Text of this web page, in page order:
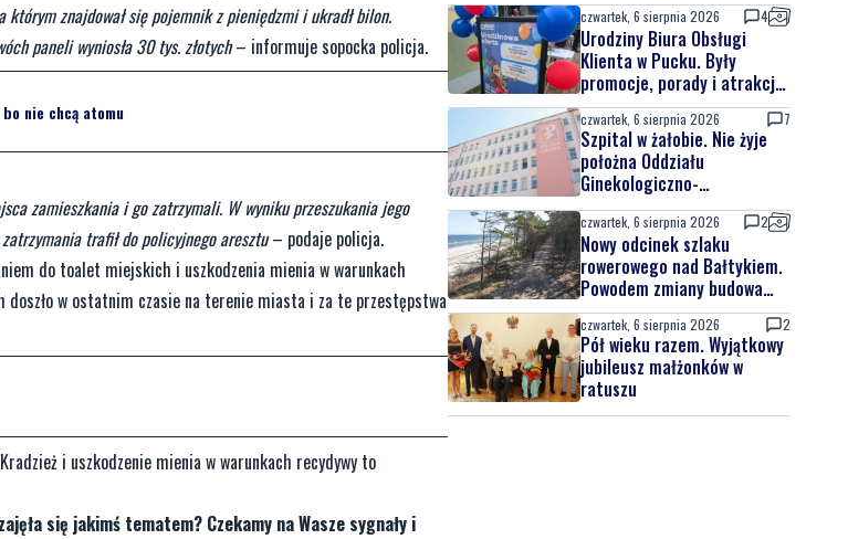
którym znajdował się pojemnik z pieniędzmi i ukradł bilon.
paneli wyniosła 30 tys. złotych– informuje sopocka policja.
nie chcą atomu
zamieszkania i go zatrzymali. W wyniku przeszukania jego
trafił do policyjnego aresztu– podaje policja.
do toalet miejskich i uszkodzenia mienia w warunkach
w ostatnim czasie na terenie miasta i za te przestępstwa
i uszkodzenie mienia w warunkach recydywy to
się jakimś tematem? Czekamy na Wasze sygnały i
czwartek, 6 sierpnia 2026 4
Urodziny Biura Obsługi
Klienta w Pucku. Były
promocje, porady i atrakcje
dla najmłodszych
czwartek, 6 sierpnia 2026 7
Szpital w żałobie. Nie żyje
położna Oddziału
Ginekologiczno-
Położniczego
czwartek, 6 sierpnia 2026 2
Nowy odcinek szlaku
rowerowego nad Bałtykiem.
Powodem zmiany budowa
elektrowni jądrowej
czwartek, 6 sierpnia 2026 2
Pół wieku razem. Wyjątkowy
jubileusz małżonków w
ratuszu